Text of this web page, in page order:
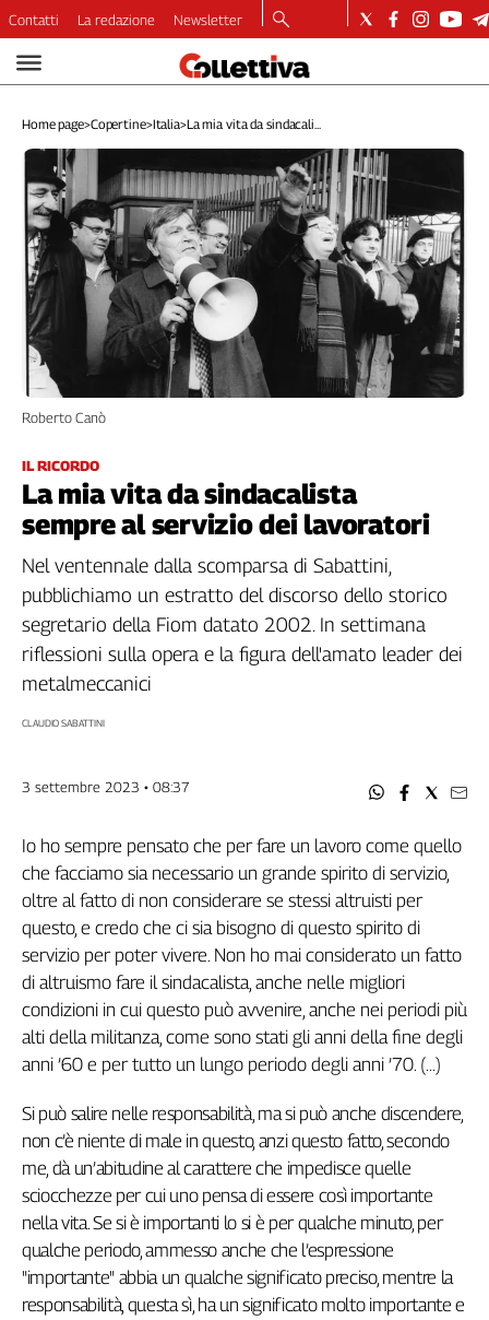
Video
Dirette
Longform
Copertine
Economia
Lavoro
Ambiente
Diritti
Welfare
Italia
Internazionale
Culture
Categorie
Filcams
Filctem
Fillea
Filt
Fisac
Fp
Slc
Inca
Caaf
Speciali
G8
di
Genova,
sangue
della
120
anni
Cgil
Collettiva
Academy
Collettiva
Play
Rubriche
Contatti La redazione Newsletter
Home page>Copertine>Italia>La mia vita da sindacali...
IL RICORDO
La mia vita da sindacalista
sempre al servizio dei lavoratori
Roberto Canò
Nel ventennale dalla scomparsa di Sabattini,
pubblichiamo un estratto del discorso dello storico
segretario della Fiom datato 2002. In settimana
riflessioni sulla opera e la figura dell'amato leader dei
metalmeccanici
CLAUDIO SABATTINI
3 settembre 2023 • 08:37
Io ho sempre pensato che per fare un lavoro come quello
che facciamo sia necessario un grande spirito di servizio,
oltre al fatto di non considerare se stessi altruisti per
questo, e credo che ci sia bisogno di questo spirito di
servizio per poter vivere. Non ho mai considerato un fatto
di altruismo fare il sindacalista, anche nelle migliori
condizioni in cui questo può avvenire, anche nei periodi più
alti della militanza, come sono stati gli anni della fine degli
anni ’60 e per tutto un lungo periodo degli anni ’70. (...)
Si può salire nelle responsabilità, ma si può anche discendere,
non c’è niente di male in questo, anzi questo fatto, secondo
me, dà un’abitudine al carattere che impedisce quelle
sciocchezze per cui uno pensa di essere così importante
nella vita. Se si è importanti lo si è per qualche minuto, per
qualche periodo, ammesso anche che l’espressione
"importante" abbia un qualche significato preciso, mentre la
responsabilità, questa sì, ha un significato molto importante e